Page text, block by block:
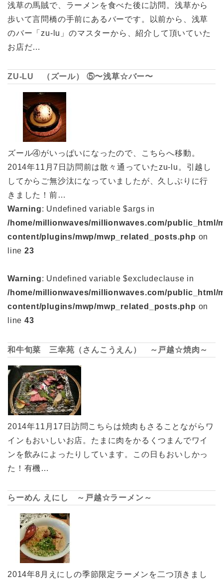
浅草の馬賊で、ラーメンを食べた後に訪問。浅草から
歩いて言問橋の手前にあるバーです。以前から、浅草
のバー「zu-lu」のマスターから、紹介して頂いていた
お店だ…
ZU-LU （ズール） ⑤〜浅草☆バー〜
ズール④がいっぱいになったので、こちらへ移動。
2014年11月7日訪問前は散々通っていたzu-lu。引越し
してからご無沙汰になっていましたが、久しぶりに行
きました！前…
Warning: Undefined variable $args in
/home/millionwaves/millionwaves.com/public_html/
content/plugins/mwp/mwp_related_posts.php on
line 23
Warning: Undefined variable $excludeclause in
/home/millionwaves/millionwaves.com/public_html/
content/plugins/mwp/mwp_related_posts.php on
line 43
和牛旬菜 三幸苑（さんこうえん） ～戸越☆焼肉～
2014年11月17日訪問こちらは焼肉もさることながらワ
インもおいしいお店。たまに肉をかるくつまんでワイ
ンを飲みによったりしています。この日もおいしかっ
た！有機…
らーめん えにし ～戸越☆ラーメン～
2014年8月えにしの季節限定ラーメンを二つ頂きまし